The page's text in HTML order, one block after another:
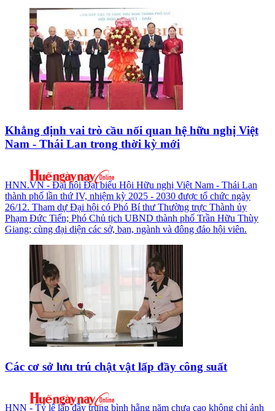
Khẳng định vai trò cầu nối quan hệ hữu nghị Việt
Nam - Thái Lan trong thời kỳ mới
HNN.VN - Đại hội Đại biểu Hội Hữu nghị Việt Nam - Thái Lan
thành phố lần thứ IV, nhiệm kỳ 2025 - 2030 được tổ chức ngày
26/12. Tham dự Đại hội có Phó Bí thư Thường trực Thành ủy
Phạm Đức Tiến; Phó Chủ tịch UBND thành phố Trần Hữu Thùy
Giang; cùng đại diện các sở, ban, ngành và đông đảo hội viên.
Các cơ sở lưu trú chật vật lấp đầy công suất
HNN - Tỷ lệ lấp đầy trung bình hằng năm chưa cao không chỉ ảnh